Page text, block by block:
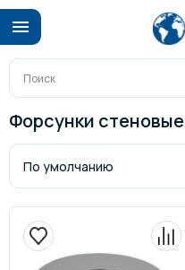
Форсунки